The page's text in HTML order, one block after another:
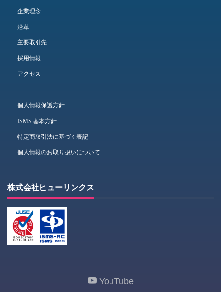
企業理念
沿革
主要取引先
採用情報
アクセス
個人情報保護方針
ISMS 基本方針
特定商取引法に基づく表記
個人情報のお取り扱いについて
株式会社ヒューリンクス
YouTube